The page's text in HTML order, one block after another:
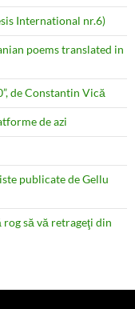
International nr.6)
poems translated in
de Constantin Vică
de azi
publicate de Gellu
să vă retrageţi din